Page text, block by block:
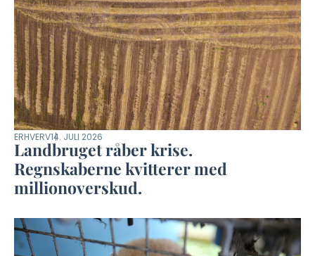
ERHVERV14. JULI 2026
Landbruget råber krise.
Regnskaberne kvitterer med
millionoverskud.